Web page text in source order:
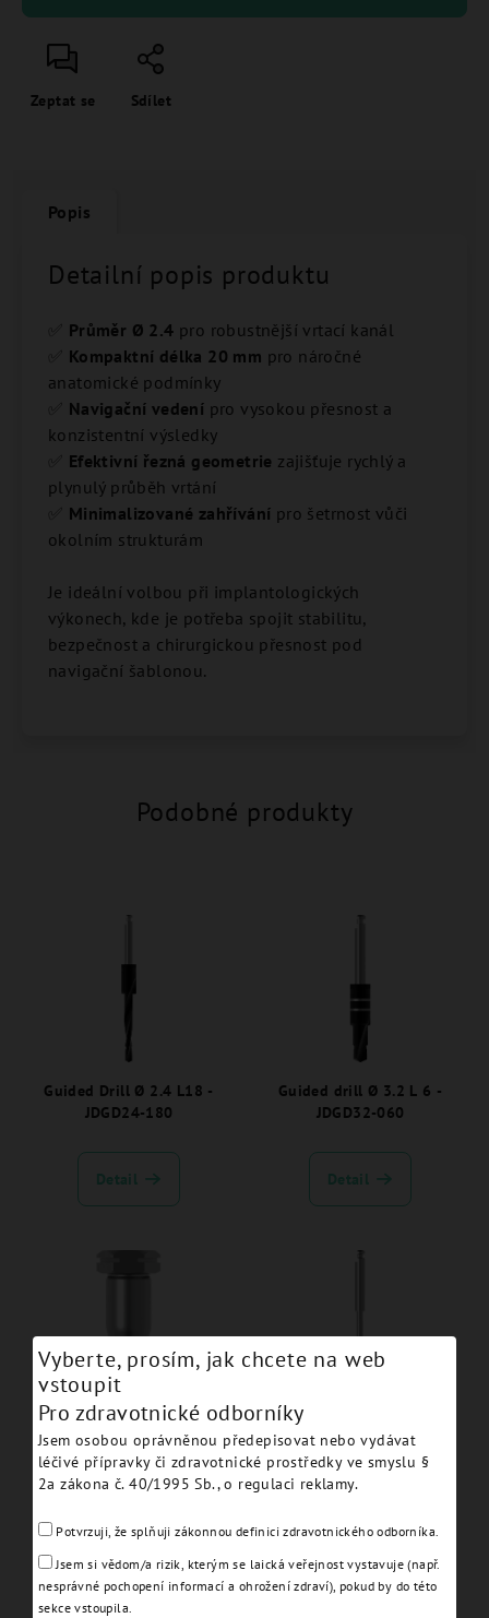
Zeptat se Sdílet
Popis
Detailní popis produktu
Průměr Ø 2.4 pro robustnější vrtací kanál
Kompaktní délka 20 mm pro náročné
anatomické podmínky
Navigační vedení pro vysokou přesnost a
konzistentní výsledky
Efektivní řezná geometrie zajišťuje rychlý a
plynulý průběh vrtání
Minimalizované zahřívání pro šetrnost vůči
okolním strukturám
Je ideální volbou při implantologických
výkonech, kde je potřeba spojit stabilitu,
bezpečnost a chirurgickou přesnost pod
navigační šablonou.
Podobné produkty
Guided Drill Ø 2.4 L18 -
JDGD24-180
Detail
Guided drill Ø 3.2 L 6 -
JDGD32-060
Detail
Guided Mounter
JDEvolution S - ESGMC
Vyberte, prosím, jak chcete na web
vstoupit
Pro zdravotnické odborníky
Jsem osobou oprávněnou předepisovat nebo vydávat
léčivé přípravky či zdravotnické prostředky ve smyslu §
2a zákona č. 40/1995 Sb., o regulaci reklamy.
Potvrzuji, že splňuji zákonnou definici zdravotnického odborníka.
Jsem si vědom/a rizik, kterým se laická veřejnost vystavuje (např.
nesprávné pochopení informací a ohrožení zdraví), pokud by do této
sekce vstoupila.